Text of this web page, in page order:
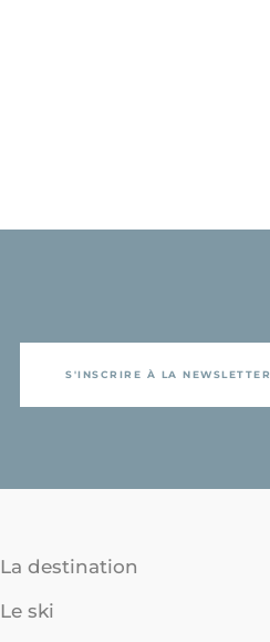
S'INSCRIRE À LA NEWSLETTER
La destination
Le ski